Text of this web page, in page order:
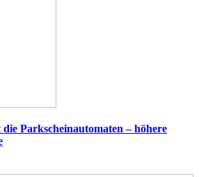
Parkscheinautomaten – höhere